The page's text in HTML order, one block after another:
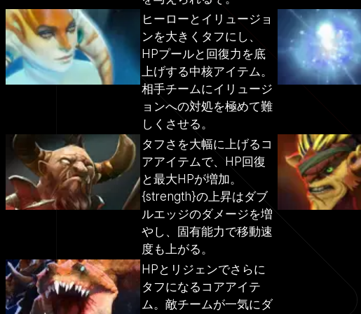
ヒーローとイリュージョ
ンを大きくタフにし、
HPプールと回復力を底
上げする中核アイテム。
相手チームにイリュージ
ョンへの対処を極めて難
しくさせる。
タフさを大幅に上げるコ
アアイテムで、HP回復
と最大HPが増加。
{strength}の上昇はダブ
ルエッジのダメージを増
やし、固有能力で移動速
度も上がる。
HPとリジェンでさらに
タフになるコアアイテ
ム。敵チームが一気にダ